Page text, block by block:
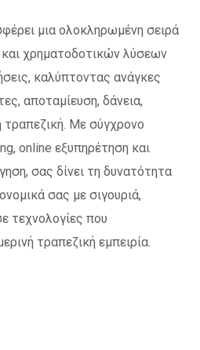
μια ολοκληρωμένη σειρά
χρηματοδοτικών λύσεων
καλύπτοντας ανάγκες
αποταμίευση, δάνεια,
τραπεζική. Με σύγχρονο
online εξυπηρέτηση και
σας δίνει τη δυνατότητα
σας με σιγουριά,
τεχνολογίες που
τραπεζική εμπειρία.